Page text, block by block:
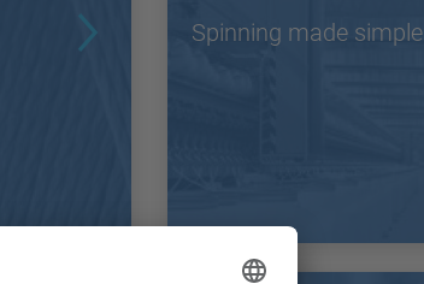
Spinning made simple